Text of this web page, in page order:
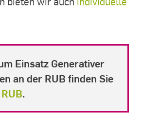
Einsatz Generativer
an der RUB finden Sie
.